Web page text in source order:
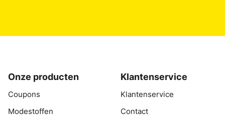
Onze producten
Coupons
Modestoffen
Klantenservice
Klantenservice
Contact